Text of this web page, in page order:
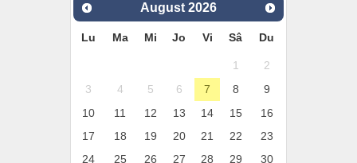
August 2026
Lu Ma Mi Jo Vi Sâ Du
1
2
3
4 5 6 7 8
9
10
11 12 13 14 15
16
17
18 19 20 21 22
23
24
25 26 27 28 29
30